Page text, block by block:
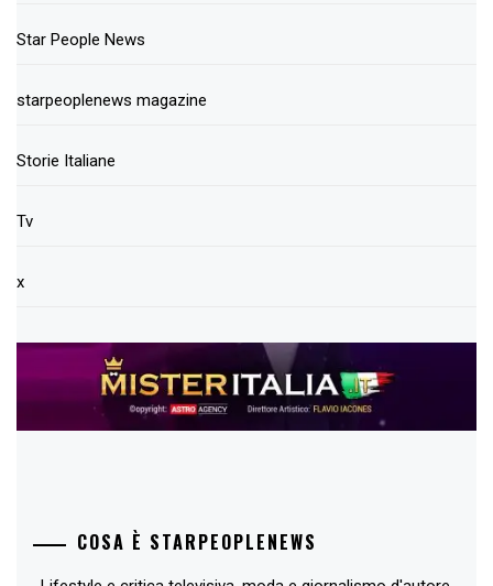
Star People News
starpeoplenews magazine
Storie Italiane
Tv
x
COSA È STARPEOPLENEWS